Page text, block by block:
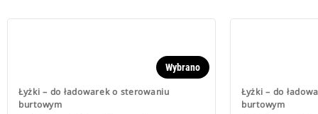
Łyżki – do ładowarek o sterowaniu
burtowym
Wybrano
Łyżki – do
burtowym